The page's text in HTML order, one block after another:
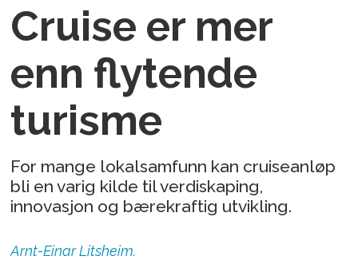
Cruise er mer
enn flytende
turisme
For mange lokalsamfunn kan cruiseanløp
bli en varig kilde til verdiskaping,
innovasjon og bærekraftig utvikling.
Arnt-EinarLitsheim.